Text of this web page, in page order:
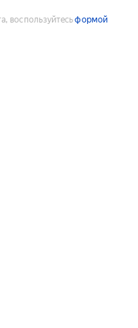
воспользуйтесьформой